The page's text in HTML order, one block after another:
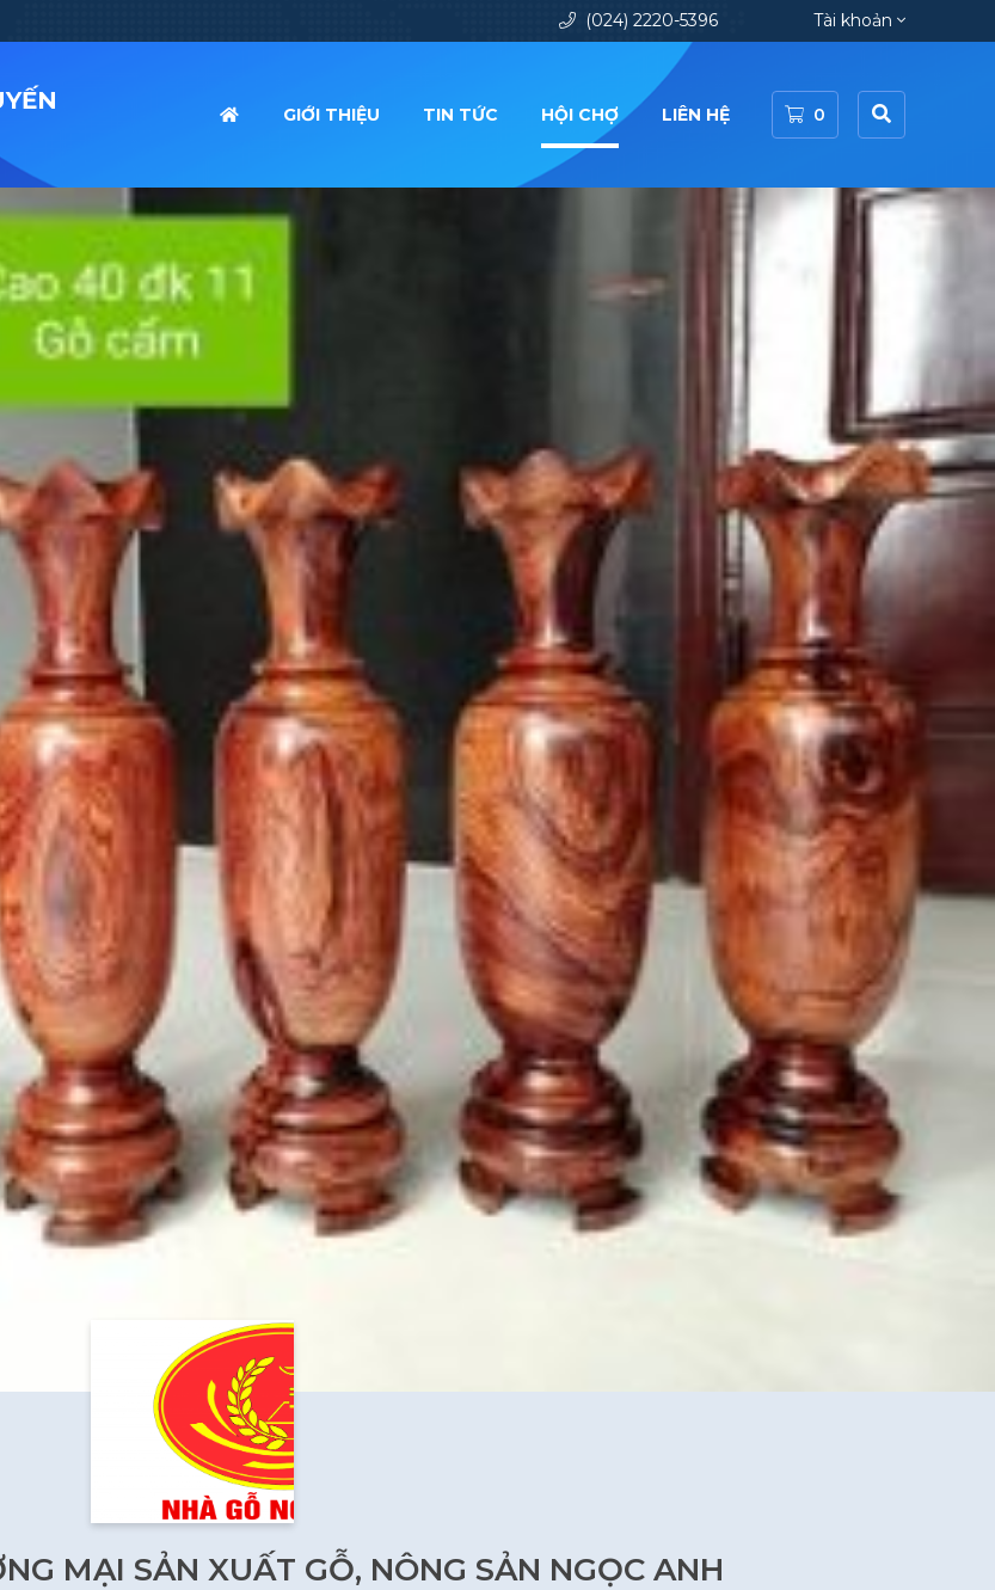
(024) 2220-5396 Tài khoản
GIỚI THIỆU TIN TỨC HỘI CHỢ LIÊN HỆ 0
MẠI SẢN XUẤT GỖ, NÔNG SẢN NGỌC ANH